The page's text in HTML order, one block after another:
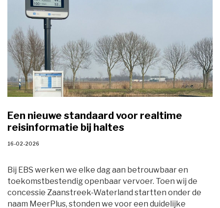
Een nieuwe standaard voor realtime
reisinformatie bij haltes
16-02-2026
Bij EBS werken we elke dag aan betrouwbaar en
toekomstbestendig openbaar vervoer. Toen wij de
concessie Zaanstreek-Waterland startten onder de
naam MeerPlus, stonden we voor een duidelijke